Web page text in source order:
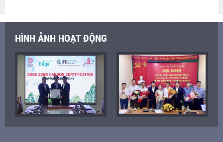
HÌNH ẢNH HOẠT ĐỘNG